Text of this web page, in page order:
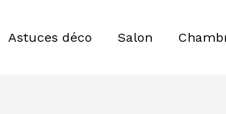
Astuces déco Salon